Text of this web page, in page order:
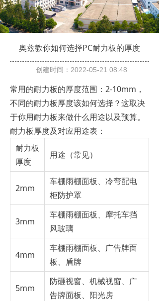
奥兹教你如何选择PC耐力板的厚度
常用的耐力板的厚度范围：2-10mm，
不同的耐力板厚度该如何选择？这取决
于你用耐力板来做什么用途以及预算。
耐力板厚度及对应用途表：
耐力板
厚度
用途（常见）
2mm
车棚雨棚面板、冷弯配电
柜防护罩
3mm
车棚雨棚面板、摩托车挡
风玻璃
4mm
车棚雨棚面板、广告牌面
板、盾牌
5mm
防砸视窗、机械视窗、广
告牌面板、阳光房
创建时间： 2022-05-21 08:48